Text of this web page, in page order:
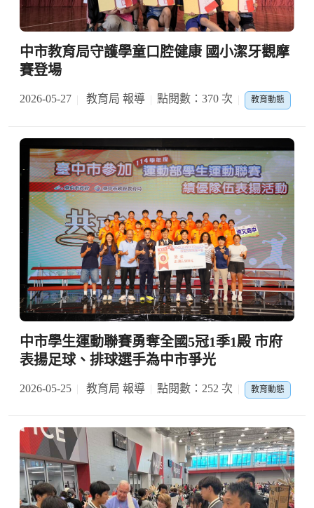
中市教育局守護學童口腔健康 國小潔牙觀摩
賽登場
2026-05-27 教育局 報導 點閱數：370 次 教育動態
中市學生運動聯賽勇奪全國5冠1季1殿 市府
表揚足球、排球選手為中市爭光
2026-05-25 教育局 報導 點閱數：252 次 教育動態